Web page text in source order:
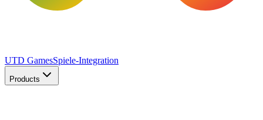
UTD GamesSpiele-Integration
Products